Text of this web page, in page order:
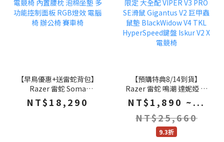
【早鳥優惠+送雷蛇背包】
Razer 雷蛇 Soma
Chroma 電競椅 內置腰枕
泡棉坐墊 多功能控制面板
NT$18,290
【預購特典8/14到貨】
Razer 雷蛇 鳴潮 達妮婭 聯
名限定 大全配 VIPER V3
PRO SE滑鼠 Gigantus V2
巨甲蟲 鼠墊 BlackWidow
V4 TKL HyperSpeed鍵盤
Iskur V2 X 電競椅
NT$1,890 ~...
NT$25,660
9.3折